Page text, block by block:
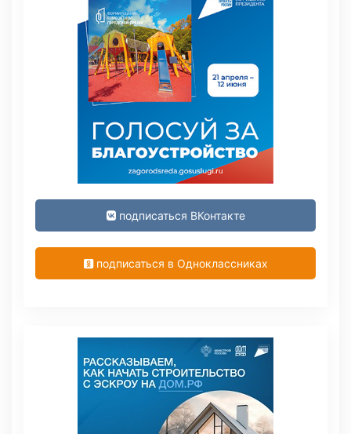
подписаться ВКонтакте
подписаться в Одноклассниках